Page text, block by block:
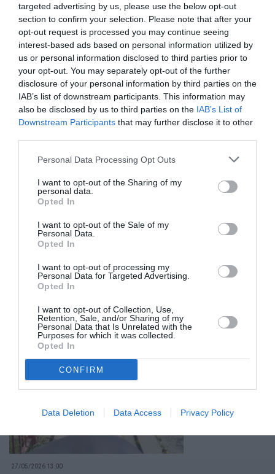
targeted advertising by us, please use the below opt-out
section to confirm your selection. Please note that after your
opt-out request is processed you may continue seeing
interest-based ads based on personal information utilized by
us or personal information disclosed to third parties prior to
your opt-out. You may separately opt-out of the further
disclosure of your personal information by third parties on the
IAB’s list of downstream participants. This information may
also be disclosed by us to third parties on the IAB’s List of
Downstream Participants that may further disclose it to other
Personal Data Processing Opt Outs
I want to opt-out of the Sharing of my
personal data.
Opted In
I want to opt-out of the Sale of my
Personal Data.
Opted In
I want to opt-out of processing my
Personal Data for Targeted Advertising.
Opted In
I want to opt-out of Collection, Use,
Retention, Sale, and/or Sharing of my
Personal Data that Is Unrelated with the
Purposes for which it was collected.
Opted In
CONFIRM
Data Deletion Data Access Privacy Policy
Σχετικά Άρθρα
27/05/2026 13:00